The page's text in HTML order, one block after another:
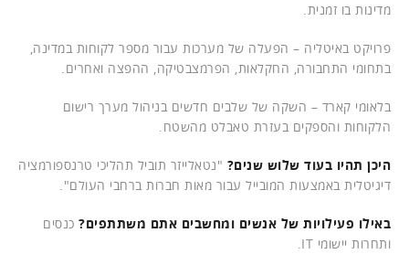
מדינות בו זמנית.
פרויקט באיטליה – הפעלה של מערכות עבור מספר לקוחות במדינה,
בתחומי התחבורה, החקלאות, הפרמצבטיקה, ההפצה ואחרים.
בלאומי קארד – השקה של שלבים חדשים בניהול מערך רישום
הלקוחות והספקים בעזרת טאבלט מהשטח.
היכן תהיו בעוד שלוש שנים? "נטאלייזר תוביל תהליכי טרנספורמציה
דיגיטלית באמצעות המובייל עבור מאות חברות ברחבי העולם".
באילו פעילויות של אנשים ומחשבים אתם משתתפים? כנסים
ותחרות יישומי IT.